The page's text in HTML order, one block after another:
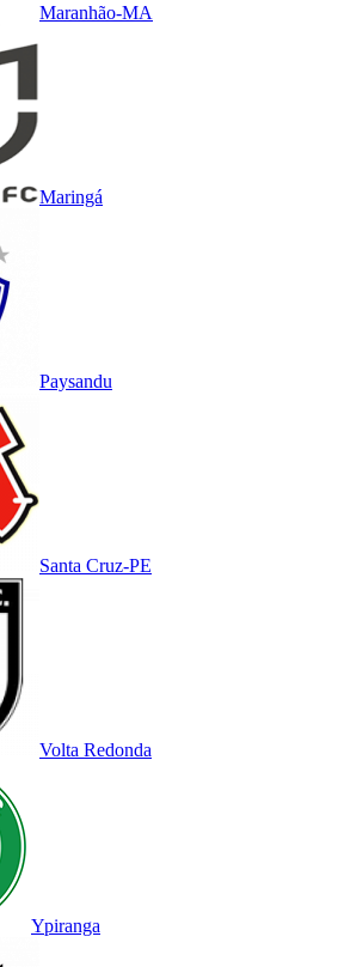
Maranhão-MA
Maringá
Paysandu
Santa Cruz-PE
Volta Redonda
Ypiranga